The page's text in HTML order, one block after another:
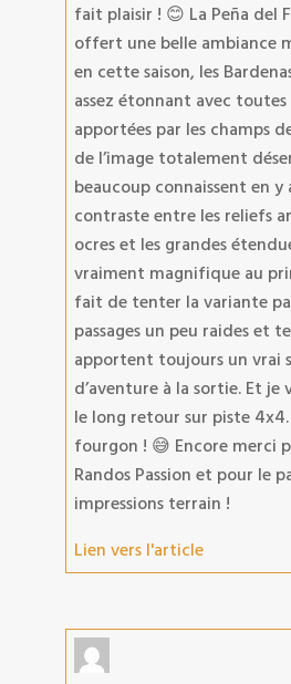
fait plaisir ! 😊 La Peña del
offert une belle ambiance
en cette saison, les
assez étonnant avec
apportées par les champs
de l’image totalement
beaucoup connaissent en
contraste entre les reliefs
ocres et les grandes
vraiment magnifique au
fait de tenter la variante
passages un peu raides et
apportent toujours un vrai
d’aventure à la sortie. Et je
le long retour sur piste
fourgon ! 😅 Encore merci
Randos Passion et pour le
impressions terrain !
Lien vers l'article